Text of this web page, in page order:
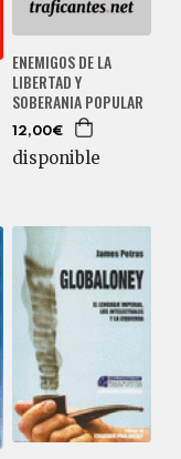
ENEMIGOS DE LA
LIBERTAD Y
SOBERANIA POPULAR
12,00€
disponible